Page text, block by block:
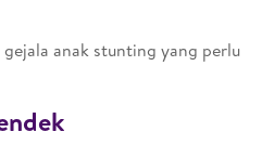
anak stunting yang perlu